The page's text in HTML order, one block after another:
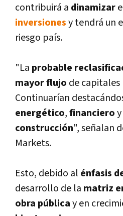
contribuirá a dinamizar
inversionesy tendrá un
riesgo paí­s.
"La probable
mayor flujo de capitales
Continuarí­an
energético,financiero
construcción", señalan
Markets.
Esto, debido al énfasis
desarrollo de la matriz
obra públicay en